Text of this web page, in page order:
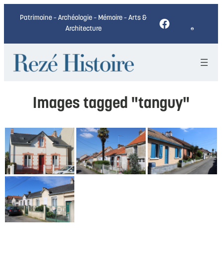
Patrimoine – Archéologie – Mémoire – Arts &
Architecture
Facebook
Images tagged "tanguy"